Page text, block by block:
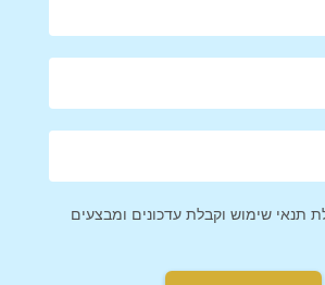
YAEL KEIDAR יעל קידר
תנאי שימוש וקבלת עדכונים ומבצעים